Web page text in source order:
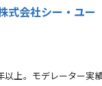
式会社シー・ユー
以上。モデレーター実